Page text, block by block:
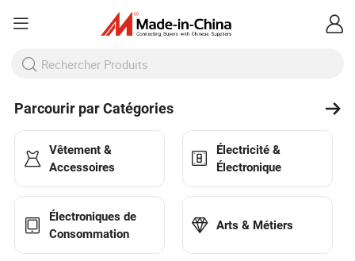
Parcourir par Catégories
Vêtement &
Accessoires
Électroniques de
Consommation
Électricité &
Électronique
Arts & Métiers